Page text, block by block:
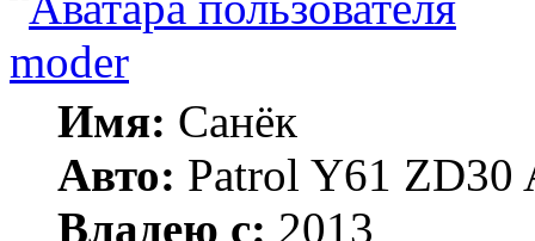
moder
Имя: Санёк
Авто: Patrol Y61 ZD30
Владею с: 2013